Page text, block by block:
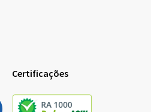
Certificações